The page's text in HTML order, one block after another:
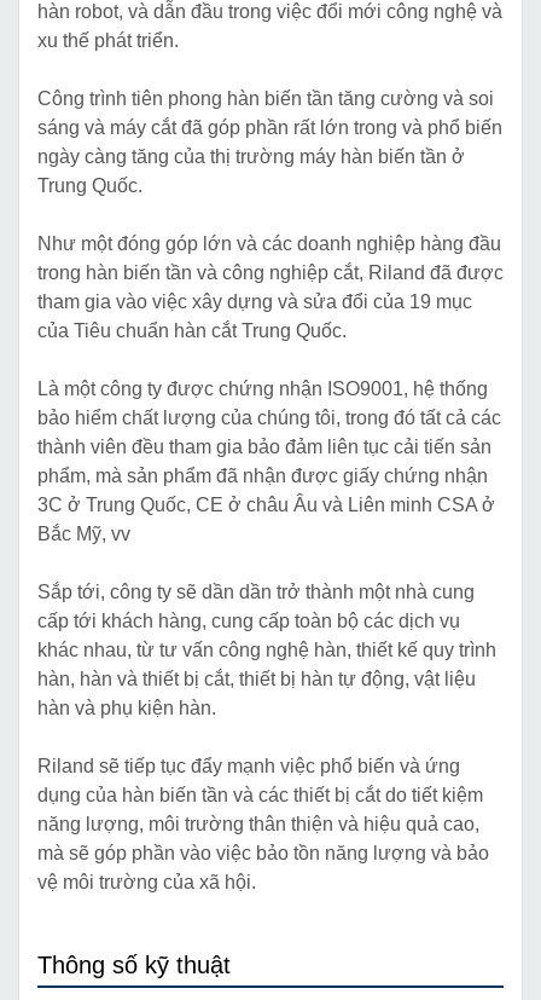
hàn robot, và dẫn đầu trong việc đổi mới công nghệ và
xu thế phát triển.
Công trình tiên phong hàn biến tần tăng cường và soi
sáng và máy cắt đã góp phần rất lớn trong và phổ biến
ngày càng tăng của thị trường máy hàn biến tần ở
Trung Quốc.
Như một đóng góp lớn và các doanh nghiệp hàng đầu
trong hàn biến tần và công nghiệp cắt, Riland đã được
tham gia vào việc xây dựng và sửa đổi của 19 mục
của Tiêu chuẩn hàn cắt Trung Quốc.
Là một công ty được chứng nhận ISO9001, hệ thống
bảo hiểm chất lượng của chúng tôi, trong đó tất cả các
thành viên đều tham gia bảo đảm liên tục cải tiến sản
phẩm, mà sản phẩm đã nhận được giấy chứng nhận
3C ở Trung Quốc, CE ở châu Âu và Liên minh CSA ở
Bắc Mỹ, vv
Sắp tới, công ty sẽ dần dần trở thành một nhà cung
cấp tới khách hàng, cung cấp toàn bộ các dịch vụ
khác nhau, từ tư vấn công nghệ hàn, thiết kế quy trình
hàn, hàn và thiết bị cắt, thiết bị hàn tự động, vật liệu
hàn và phụ kiện hàn.
Riland sẽ tiếp tục đẩy mạnh việc phổ biến và ứng
dụng của hàn biến tần và các thiết bị cắt do tiết kiệm
năng lượng, môi trường thân thiện và hiệu quả cao,
mà sẽ góp phần vào việc bảo tồn năng lượng và bảo
vệ môi trường của xã hội.
Thông số kỹ thuật